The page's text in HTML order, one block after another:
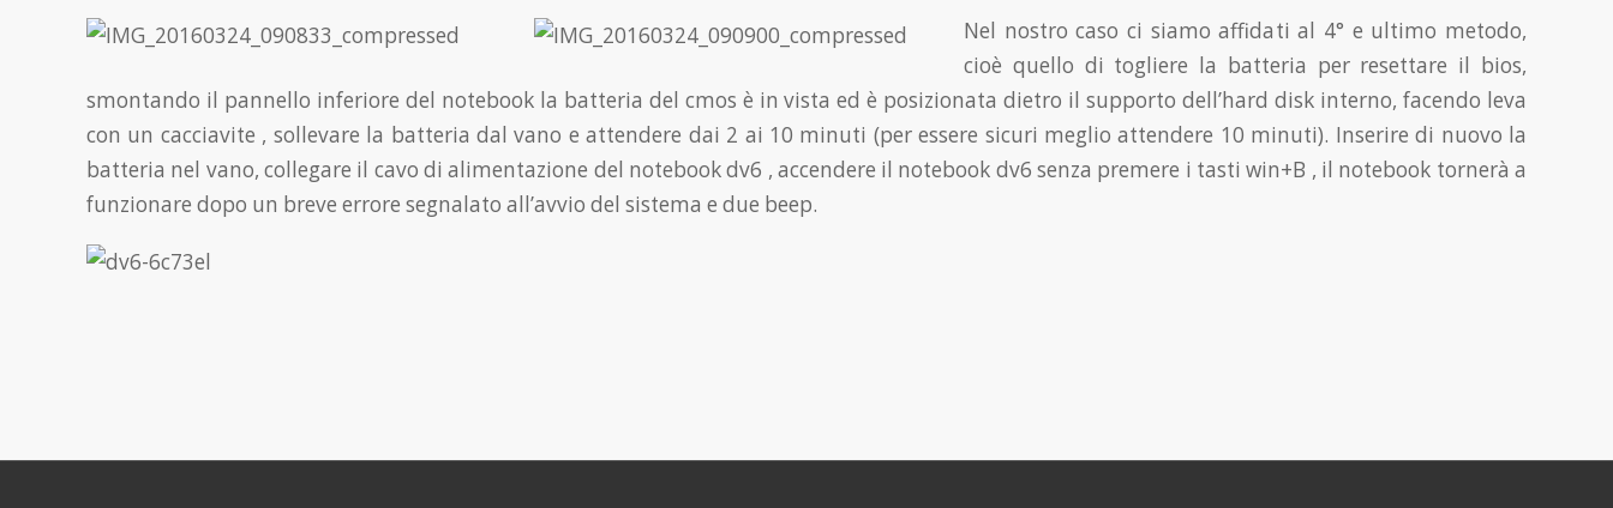
Nel nostro caso ci siamo affidati al 4° e ultimo metodo,
cioè quello di togliere la batteria per resettare il bios,
smontando il pannello inferiore del notebook la batteria del cmos è in vista ed è posizionata dietro il supporto dell’hard disk interno, facendo leva
con un cacciavite , sollevare la batteria dal vano e attendere dai 2 ai 10 minuti (per essere sicuri meglio attendere 10 minuti). Inserire di nuovo la
batteria nel vano, collegare il cavo di alimentazione del notebook dv6 , accendere il notebook dv6 senza premere i tasti win+B , il notebook tornerà a
funzionare dopo un breve errore segnalato all’avvio del sistema e due beep.